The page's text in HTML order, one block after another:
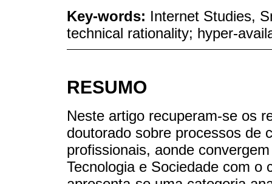
Key-words: Internet Studies,
technical rationality; hyper-
RESUMO
Neste artigo recuperam-se os
doutorado sobre processos de
profissionais, aonde
Tecnologia e Sociedade com o